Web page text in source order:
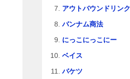
アウトバウンドリンク
バンナム商法
にっこにっこにー
ベイス
バケツ